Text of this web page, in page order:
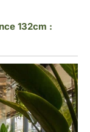
132cm :